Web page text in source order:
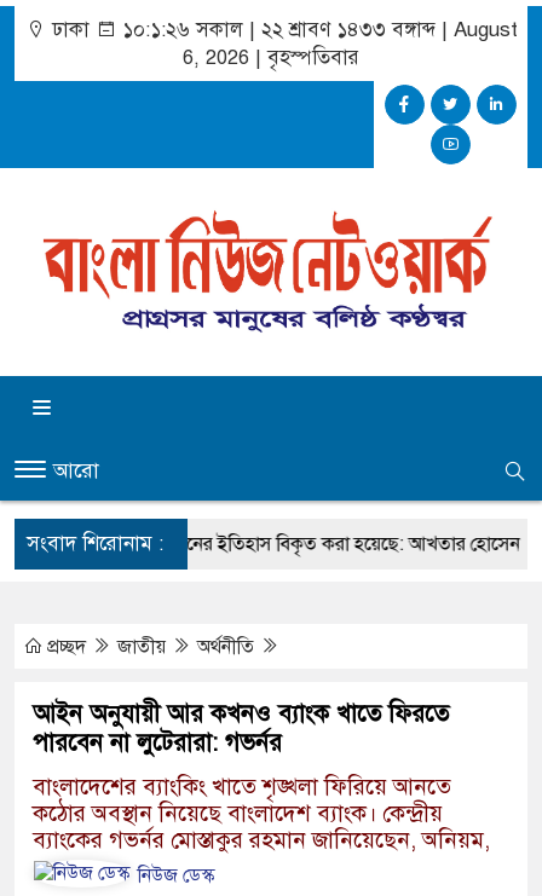
ঢাকা ১০:১:২৬ সকাল| ২২ শ্রাবণ ১৪৩৩ বঙ্গাব্দ | August
6, 2026 |বৃহস্পতিবার
আরো
সংবাদ শিরোনাম :
জুলাই অভ্যুত্থানের ইতিহাস বিকৃত করা হয়েছে: আখতার হোসেন
প্রচ্ছদ জাতীয় অর্থনীতি
আইন অনুযায়ী আর কখনও ব্যাংক খাতে ফিরতে
পারবেন না লুটেরারা: গভর্নর
বাংলাদেশের ব্যাংকিং খাতে শৃঙ্খলা ফিরিয়ে আনতে
কঠোর অবস্থান নিয়েছে বাংলাদেশ ব্যাংক। কেন্দ্রীয়
ব্যাংকের গভর্নর মোস্তাকুর রহমান জানিয়েছেন, অনিয়ম,
নিউজ ডেস্ক